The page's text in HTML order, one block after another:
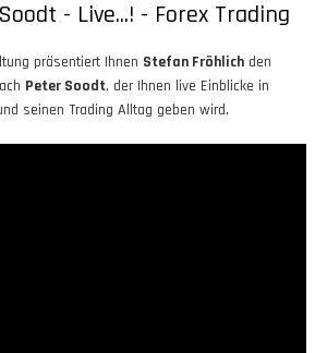
- Live...! - Forex Trading
präsentiert Ihnen Stefan Fröhlich den
Peter Soodt, der Ihnen live Einblicke in
seinen Trading Alltag geben wird.